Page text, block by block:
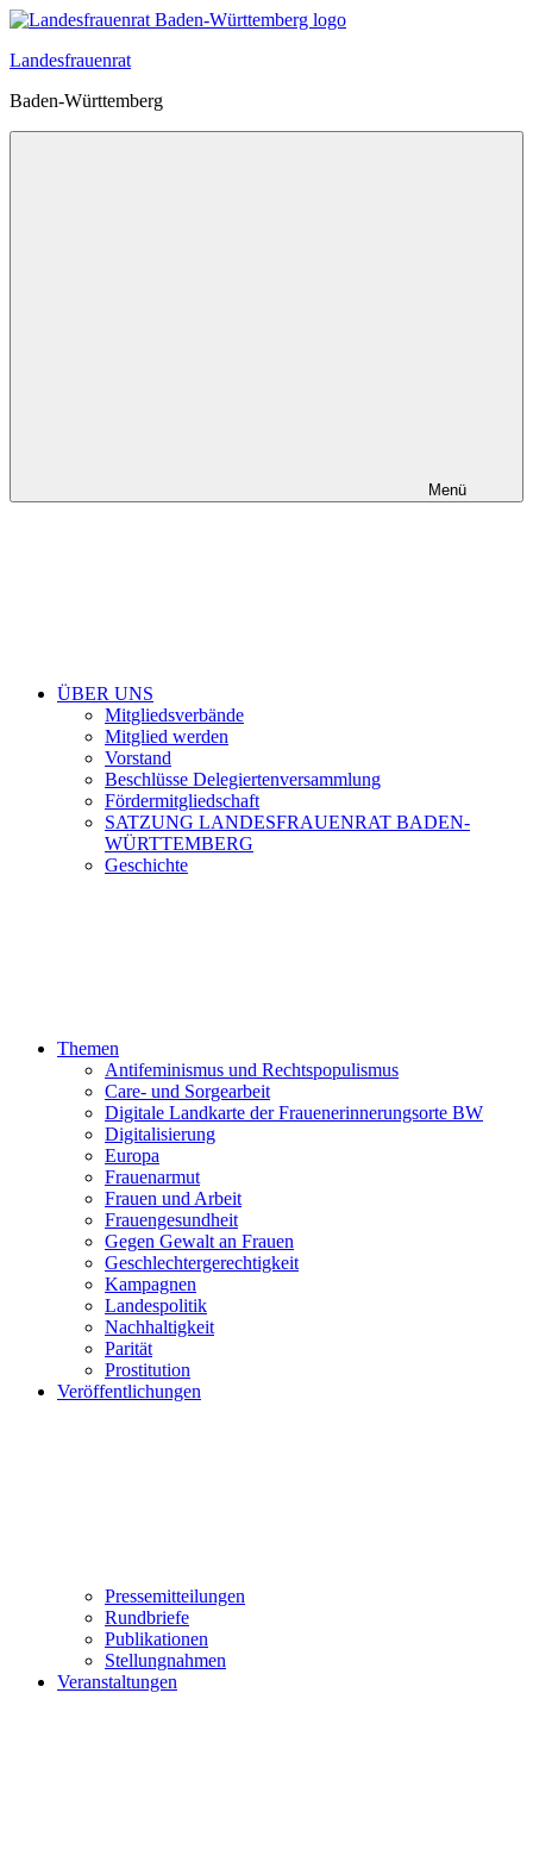
Zum
springen
Landesfrauenrat
Baden-Württemberg
Menü
ÜBER UNS
Mitgliedsverbände
Mitglied werden
Vorstand
Beschlüsse Delegiertenversammlung
Fördermitgliedschaft
SATZUNG LANDESFRAUENRAT BADEN-
WÜRTTEMBERG
Geschichte
Themen
Antifeminismus und Rechtspopulismus
Care- und Sorgearbeit
Digitale Landkarte der Frauenerinnerungsorte BW
Digitalisierung
Europa
Frauenarmut
Frauen und Arbeit
Frauengesundheit
Gegen Gewalt an Frauen
Geschlechtergerechtigkeit
Kampagnen
Landespolitik
Nachhaltigkeit
Parität
Prostitution
Veröffentlichungen
Pressemitteilungen
Rundbriefe
Publikationen
Stellungnahmen
Veranstaltungen